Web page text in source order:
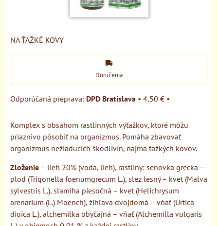
NA ŤAŽKÉ KOVY
Doručenia
DPD Bratislava • 4,50 € •
Komplex s obsahom rastlinných výťažkov, ktoré môžu
priaznivo pôsobiť na organizmus. Pomáha zbavovať
organizmus nežiaducich škodlivín, najmä ťažkých kovov.
Zloženie – lieh 20% (voda, lieh), rastliny: senovka grécka –
plod (Trigonella foenumgrecum L.), slez lesný – kvet (Malva
sylvestris L.), slamiha piesočná – kvet (Helichrysum
arenarium (L.) Moench), žihľava dvojdomá – vňať (Urtica
dioica L.), alchemilka obyčajná – vňať (Alchemilla vulgaris